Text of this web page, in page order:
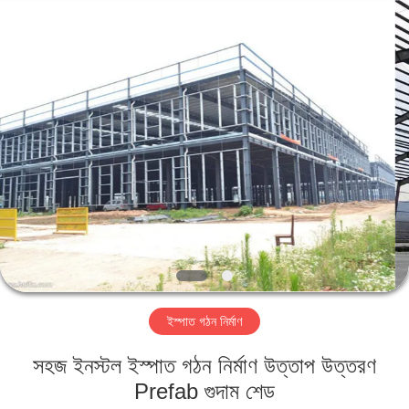
পণ্য
ভিডিও
ভিআর
শো
আমাদের
ইস্পাত গঠন নির্মাণ
সহজ ইনস্টল ইস্পাত গঠন নির্মাণ উত্তাপ উত্তরণ
Prefab গুদাম শেড